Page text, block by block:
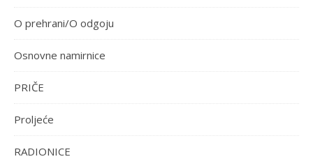
O prehrani/O odgoju
Osnovne namirnice
PRIČE
Proljeće
RADIONICE